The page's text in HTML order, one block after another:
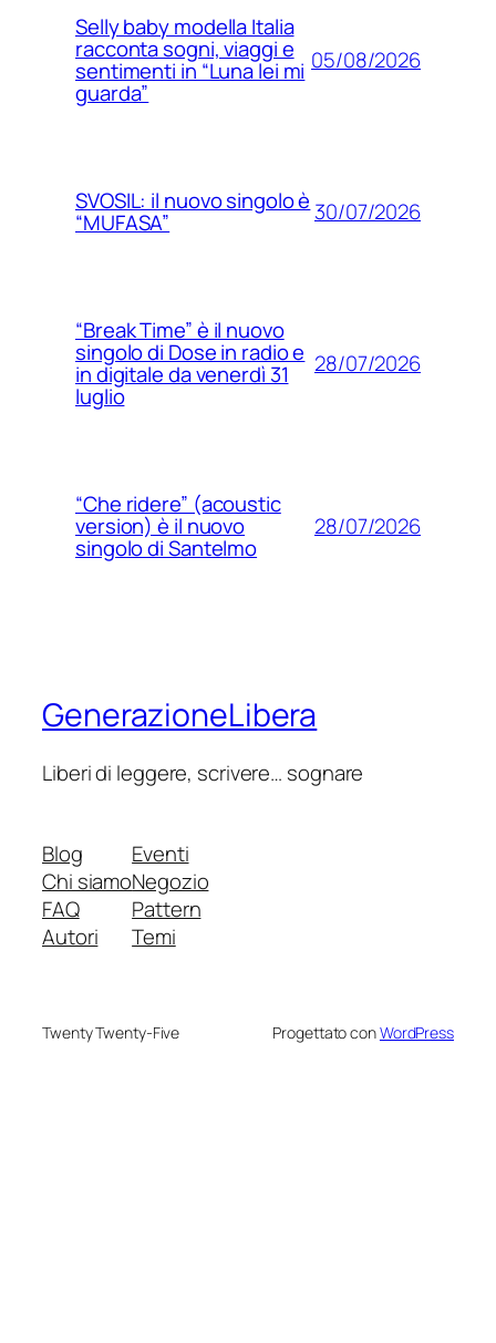
Selly baby modella Italia
racconta sogni, viaggi e
sentimenti in “Luna lei mi
guarda”
05/08/2026
SVOSIL: il nuovo singolo è
“MUFASA” 30/07/2026
“Break Time” è il nuovo
singolo di Dose in radio e
in digitale da venerdì 31
luglio
28/07/2026
“Che ridere” (acoustic
version) è il nuovo
singolo di Santelmo
28/07/2026
GenerazioneLibera
Liberi di leggere, scrivere… sognare
Blog
Chi siamo
FAQ
Autori
Eventi
Negozio
Pattern
Temi
Twenty Twenty-Five Progettato conWordPress